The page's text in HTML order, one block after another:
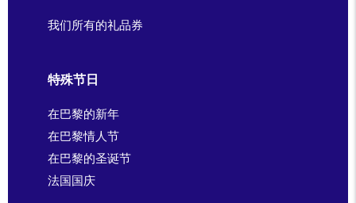
我们所有的礼品券
特殊节日
在巴黎的新年
在巴黎情人节
在巴黎的圣诞节
法国国庆